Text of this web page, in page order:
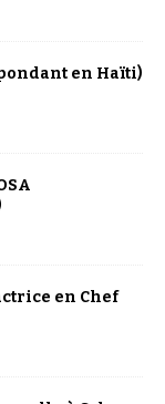
en Haïti)
en Chef